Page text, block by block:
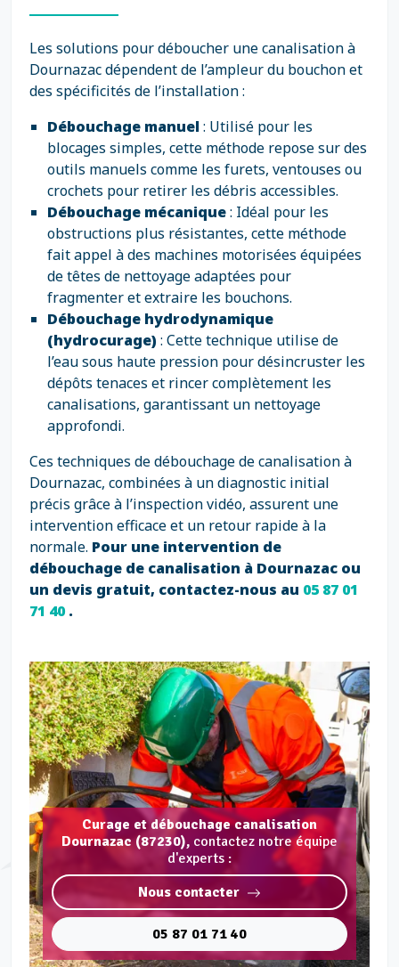
Les solutions pour déboucher une canalisation à
Dournazac dépendent de l’ampleur du bouchon et
des spécificités de l’installation :
Débouchage manuel: Utilisé pour les
blocages simples, cette méthode repose sur des
outils manuels comme les furets, ventouses ou
crochets pour retirer les débris accessibles.
Débouchage mécanique: Idéal pour les
obstructions plus résistantes, cette méthode
fait appel à des machines motorisées équipées
de têtes de nettoyage adaptées pour
fragmenter et extraire les bouchons.
Débouchage hydrodynamique
(hydrocurage) : Cette technique utilise de
l’eau sous haute pression pour désincruster les
dépôts tenaces et rincer complètement les
canalisations, garantissant un nettoyage
approfondi.
Ces techniques de débouchage de canalisation à
Dournazac, combinées à un diagnostic initial
précis grâce à l’inspection vidéo, assurent une
intervention efficace et un retour rapide à la
normale. Pour une intervention de
débouchage de canalisation à Dournazac ou
un devis gratuit, contactez-nous au 05 87 01
71 40.
Curage et débouchage canalisation
Dournazac (87230), contactez notre équipe
d'experts :
Nous contacter
05 87 01 71 40